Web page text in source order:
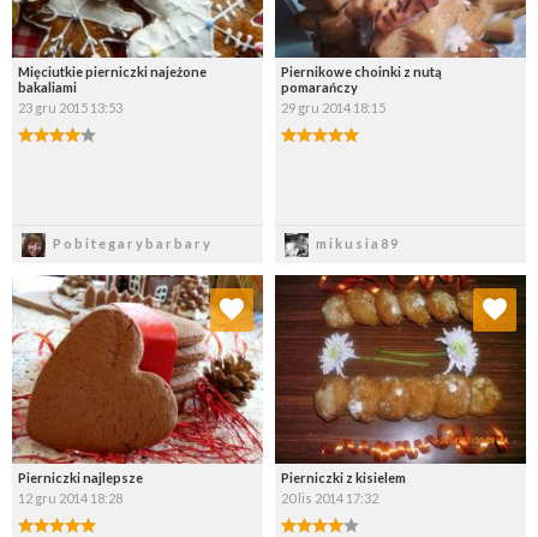
Mięciutkie pierniczki najeżone
bakaliami
23 gru 2015 13:53
Pobitegarybarbary
Piernikowe choinki z nutą
pomarańczy
29 gru 2014 18:15
mikusia89
Pierniczki najlepsze
12 gru 2014 18:28
Dodaj do ulubionych
Wybierz listę:
Pierniczki z kisielem
20 lis 2014 17:32
Dodaj do ulubionych
Wybierz listę: